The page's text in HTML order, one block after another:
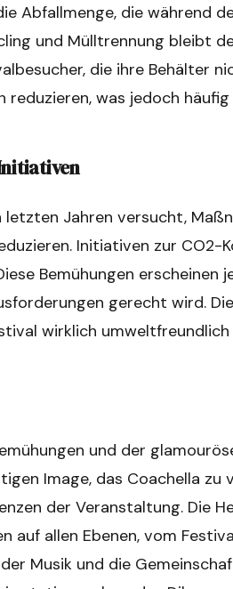
Abfallmenge, die während
und Mülltrennung bleibt
die ihre Behälter
reduzieren, was jedoch
letzten Jahren versucht,
Initiativen zur CO2-
Bemühungen
gerecht wird.
wirklich
und der
Image, das Coachella
der Veranstaltung. Die
auf allen Ebenen, vom
Musik und die